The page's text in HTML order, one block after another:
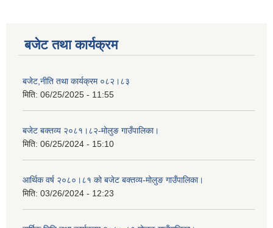
बजेट तथा कार्यक्रम
बजेट,नीति तथा कार्यक्रम ०८२।८३
मिति: 06/25/2025 - 11:55
बजेट बक्तव्य २०८१।८२-मोलुङ गाउँपालिका।
मिति: 06/25/2024 - 15:10
आर्थिक वर्ष २०८०।८१ को बजेट बक्तव्य-मोलुङ गाउँपालिका।
मिति: 03/26/2024 - 12:23